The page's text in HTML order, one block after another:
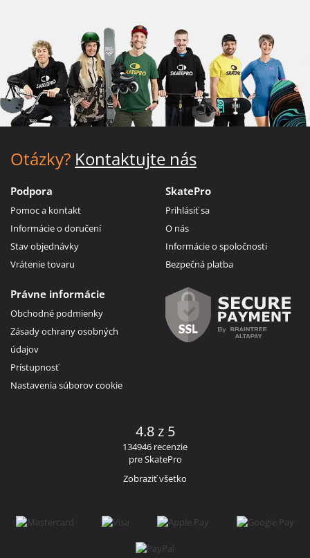
Otázky? Kontaktujte nás
Podpora
Pomoc a kontakt
Informácie o doručení
Stav objednávky
Vrátenie tovaru
SkatePro
Prihlásiť sa
O nás
Informácie o spoločnosti
Bezpečná platba
Právne informácie
Obchodné podmienky
Zásady ochrany osobných
údajov
Prístupnosť
Nastavenia súborov cookie
4.8 z 5
134946 recenzie
pre SkatePro
Zobraziť všetko